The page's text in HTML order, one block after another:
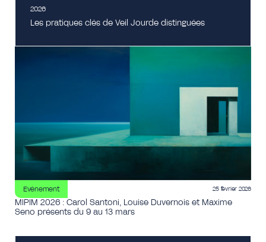
2026
Les pratiques clés de Veil Jourde distinguées
Evénement 25 février 2026
MIPIM 2026 : Carol Santoni, Louise Duvernois et Maxime
Seno présents du 9 au 13 mars